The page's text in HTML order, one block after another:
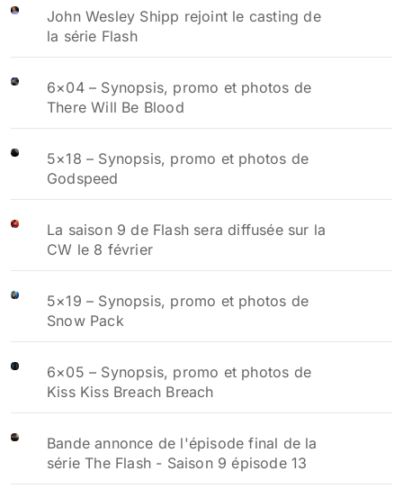
John Wesley Shipp rejoint le casting de
la série Flash
6×04 – Synopsis, promo et photos de
There Will Be Blood
5×18 – Synopsis, promo et photos de
Godspeed
La saison 9 de Flash sera diffusée sur la
CW le 8 février
5×19 – Synopsis, promo et photos de
Snow Pack
6×05 – Synopsis, promo et photos de
Kiss Kiss Breach Breach
Bande annonce de l'épisode final de la
série The Flash - Saison 9 épisode 13